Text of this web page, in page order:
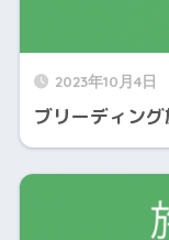
2023年10月4日
ブリーディン